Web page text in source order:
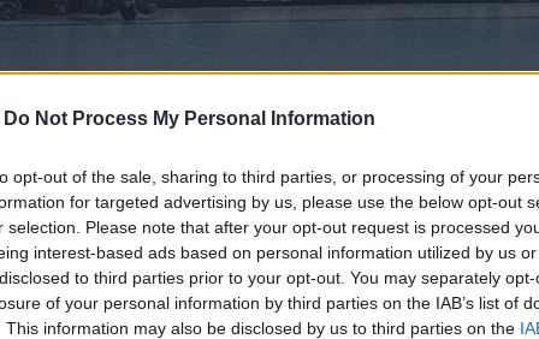
Do Not Process My Personal Information
opt-out of the sale, sharing to third parties, or processing of your
for targeted advertising by us, please use the below opt-out
selection. Please note that after your opt-out request is processed
interest-based ads based on personal information utilized by us
to third parties prior to your opt-out. You may separately
of your personal information by third parties on the IAB’s list of
This information may also be disclosed by us to third parties on the
campionat del grup Nord
de lamesura cautelar sol·licitada al
òrgan que està adscrit al Consejo
el club quadribarrat ha explicat que
que s'havia de disputar aquest
a nova resoluciói es troba a l'espera